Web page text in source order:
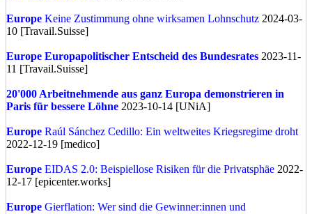
Europe Keine Zustimmung ohne wirksamen Lohnschutz 2024-03-
10 [Travail.Suisse]
Europe Europapolitischer Entscheid des Bundesrates 2023-11-
11 [Travail.Suisse]
20'000 Arbeitnehmende aus ganz Europa demonstrieren in
Paris für bessere Löhne 2023-10-14 [UNiA]
Europe Raúl Sánchez Cedillo: Ein weltweites Kriegsregime droht
2022-12-19 [medico]
Europe EIDAS 2.0: Beispiellose Risiken für die Privatsphäe 2022-
12-17 [epicenter.works]
Europe Gierflation: Wer sind die Gewinner:innen und